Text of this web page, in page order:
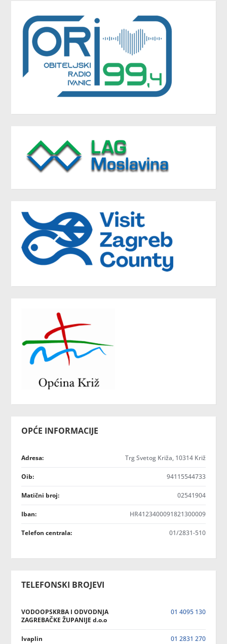
OPĆE INFORMACIJE
Adresa: Trg Svetog Križa, 10314 Križ
Oib: 94115544733
Matični broj: 02541904
Iban: HR4123400091821300009
Telefon centrala: 01/2831-510
TELEFONSKI BROJEVI
VODOOPSKRBA I ODVODNJA
ZAGREBAČKE ŽUPANIJE d.o.o
01 4095 130
Ivaplin 01 2831 270